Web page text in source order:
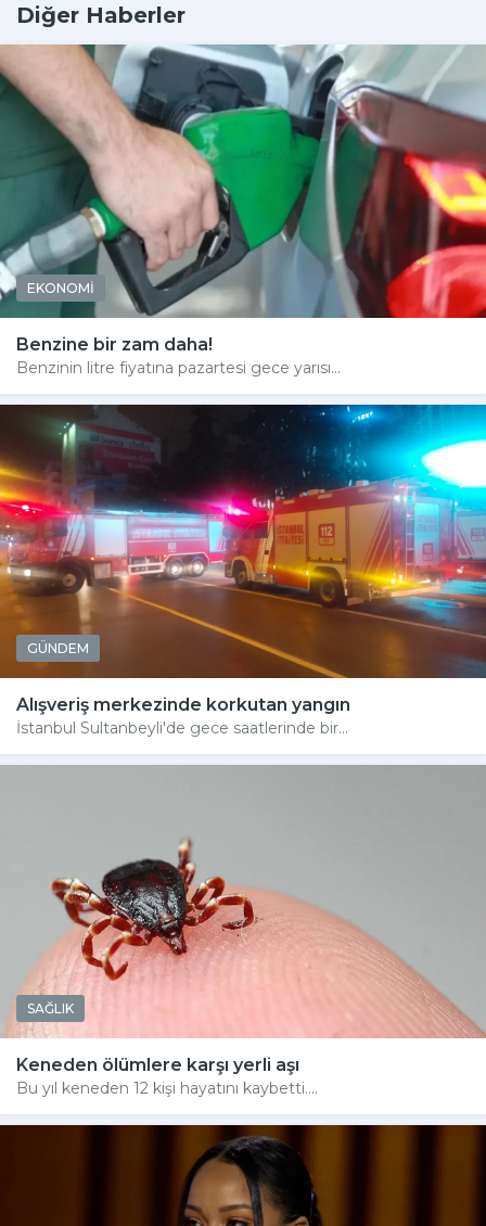
Diğer Haberler
EKONOMİ
Benzine bir zam daha!
Benzinin litre fiyatına pazartesi gece yarısı...
GÜNDEM
Alışveriş merkezinde korkutan yangın
İstanbul Sultanbeyli'de gece saatlerinde bir...
SAĞLIK
Keneden ölümlere karşı yerli aşı
Bu yıl keneden 12 kişi hayatını kaybetti....